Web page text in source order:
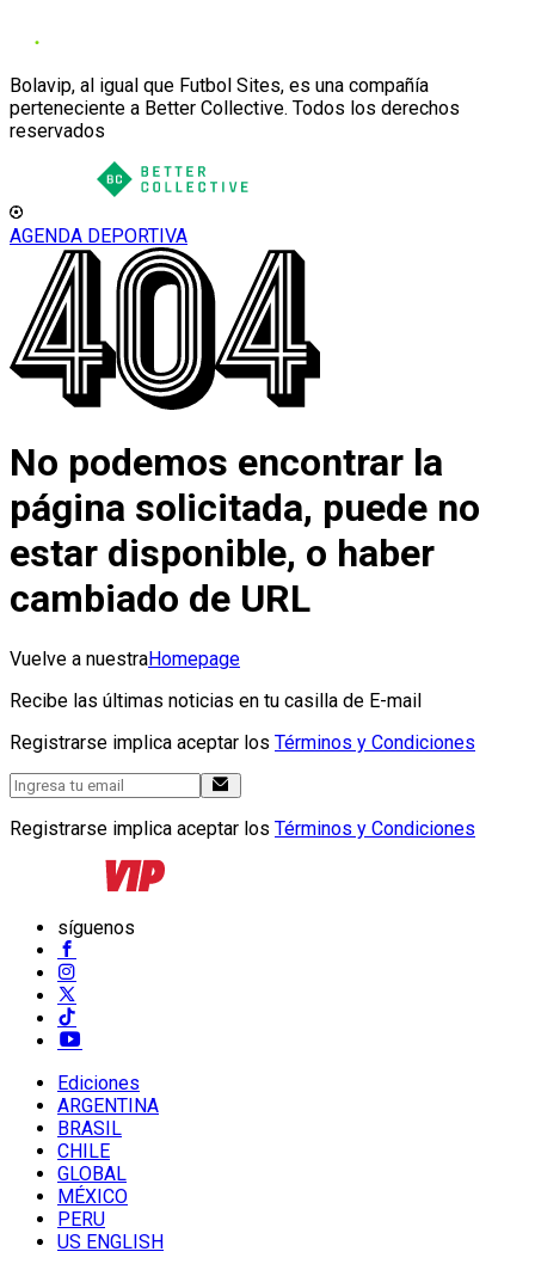
Bolavip, al igual que Futbol Sites, es una compañía
perteneciente a Better Collective. Todos los derechos
reservados
AGENDA DEPORTIVA
No podemos encontrar la
página solicitada, puede no
estar disponible, o haber
cambiado de URL
Vuelve a nuestraHomepage
Recibe las últimas noticias en tu casilla de E-mail
Registrarse implica aceptar los Términos y Condiciones
Registrarse implica aceptar los Términos y Condiciones
síguenos
Ediciones
ARGENTINA
BRASIL
CHILE
GLOBAL
MÉXICO
PERU
US ENGLISH